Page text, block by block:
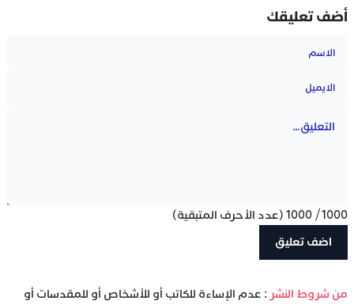
أضف تعليقك
1000
/
1000 (عدد الأحرف المتبقية)
‫من شروط النشر : عدم الإساءة للكاتب أو للأشخاص أو للمقدسات أو